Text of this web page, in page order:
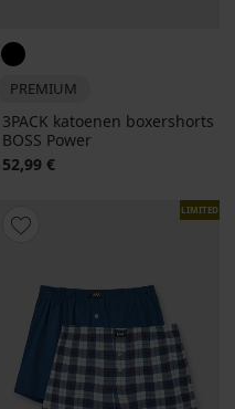
PREMIUM
3PACK katoenen boxershorts
BOSS Power
52,99 €
LIMITED